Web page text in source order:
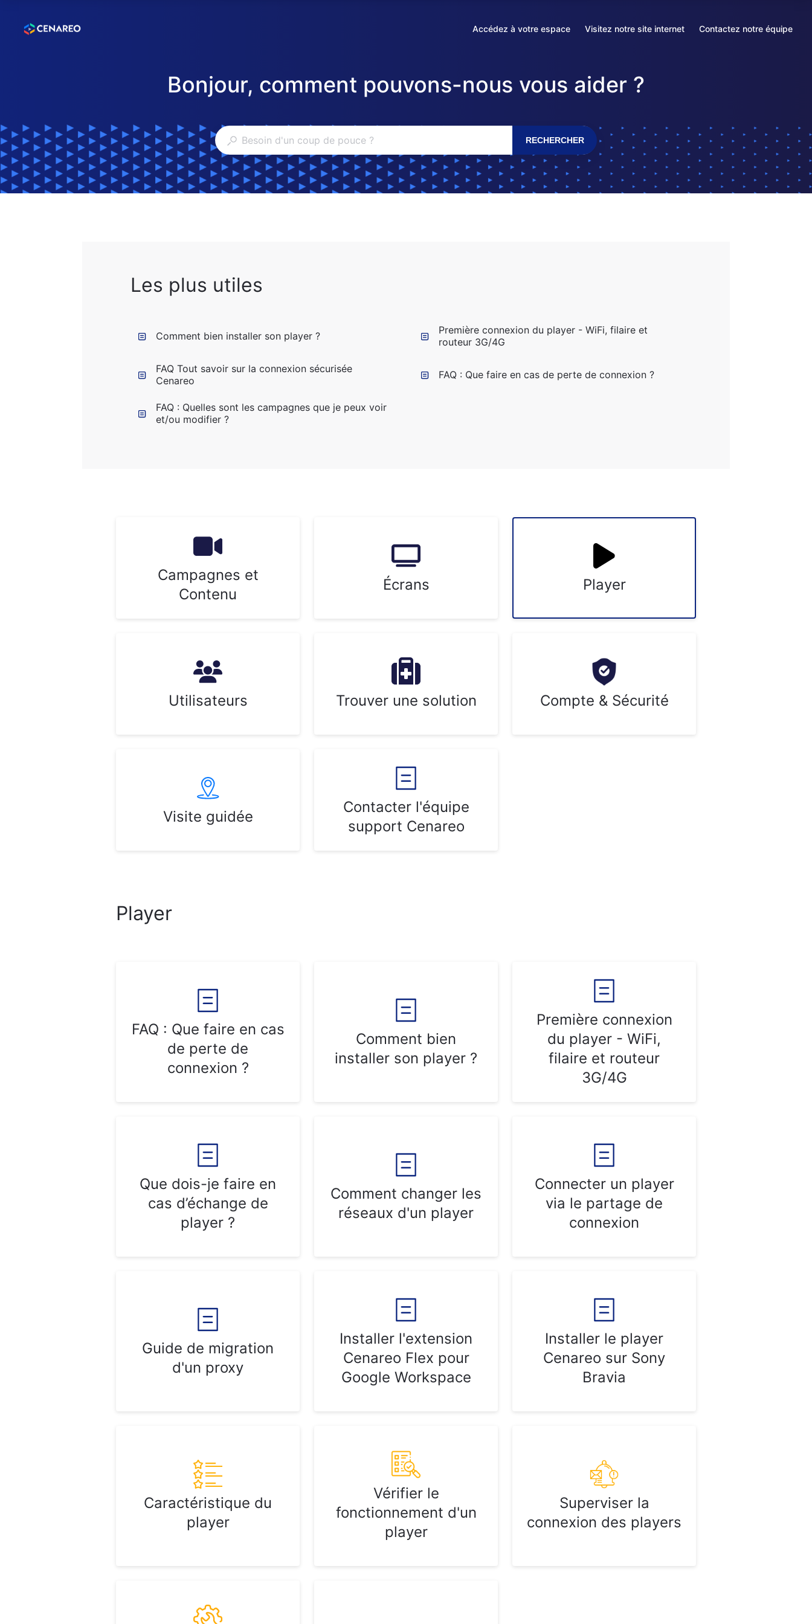
Accédez à votre espace
S'ouvre
nouvel
onglet
Visitez notre site internet
S'ouvre
nouvel
onglet
Contactez notre équipe
S'ouvre
Bonjour, comment pouvons-nous vous aider ?
RECHERCHER
Les plus utiles
Comment bien installer son player ?
Première connexion du player - WiFi, filaire et
routeur 3G/4G
FAQ Tout savoir sur la connexion sécurisée
Cenareo
FAQ : Que faire en cas de perte de connexion ?
FAQ : Quelles sont les campagnes que je peux voir
et/ou modifier ?
Campagnes et
Contenu
Écrans Player
Utilisateurs Trouver une solution Compte & Sécurité
Visite guidée
Contacter l'équipe
support Cenareo
Player
FAQ : Que faire en cas
de perte de
connexion ?
Comment bien
installer son player ?
Première connexion
du player - WiFi,
filaire et routeur
3G/4G
Que dois-je faire en
cas d’échange de
player ?
Comment changer les
réseaux d'un player
Connecter un player
via le partage de
connexion
Guide de migration
d'un proxy
Installer l'extension
Cenareo Flex pour
Google Workspace
Installer le player
Cenareo sur Sony
Bravia
Caractéristique du
player
Vérifier le
fonctionnement d'un
player
Superviser la
connexion des players